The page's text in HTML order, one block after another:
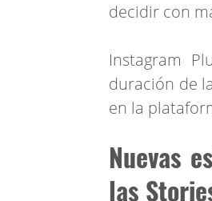
decidir con
Instagram
duración de
en la
Nuevas
las